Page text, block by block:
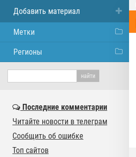
Добавить материал
Метки
Регионы
Последние комментарии
Читайте новости в телеграм
Сообщить об ошибке
Топ сайтов